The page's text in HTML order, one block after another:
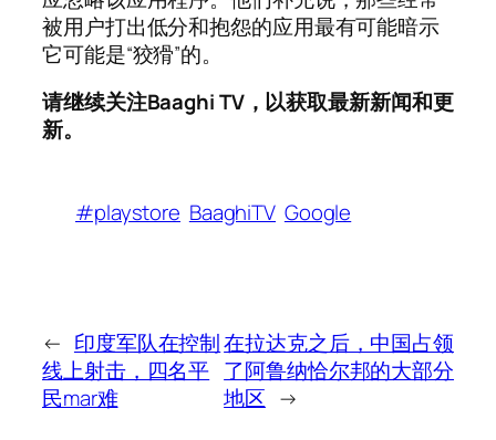
被用户打出低分和抱怨的应用最有可能暗示
它可能是“狡猾”的。
请继续关注Baaghi TV，以获取最新新闻和更
新。
#playstore BaaghiTV Google
← 印度军队在控制
线上射击，四名平
民mar难
在拉达克之后，中国占领
了阿鲁纳恰尔邦的大部分
地区 →